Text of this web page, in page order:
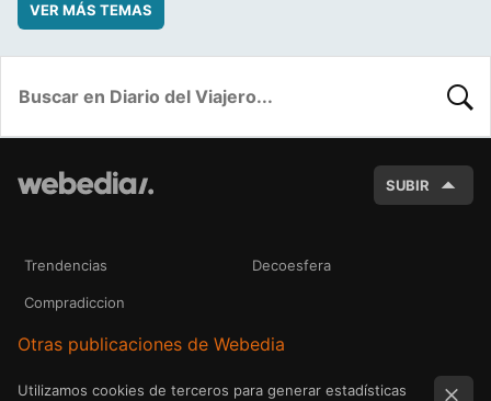
VER MÁS TEMAS
SUBIR
Trendencias Decoesfera
Compradiccion
Otras publicaciones de Webedia
Utilizamos cookies de terceros para generar estadísticas